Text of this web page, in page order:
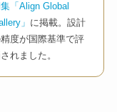
「Align Global
」 に掲載。設計
度が国際基準で評
れました。